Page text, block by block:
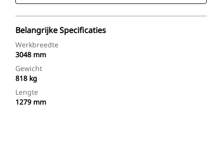
Belangrijke Specificaties
Werkbreedte
3048 mm
Gewicht
818 kg
Lengte
1279 mm